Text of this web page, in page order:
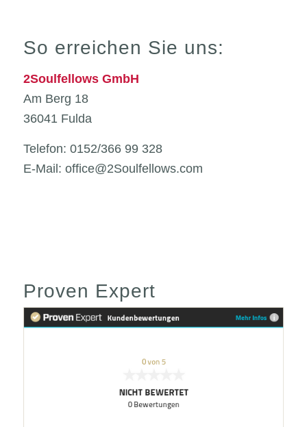
So erreichen Sie uns:
2Soulfellows GmbH
Am Berg 18
36041 Fulda
Telefon: 0152/366 99 328
E-Mail: office@2Soulfellows.com
Proven Expert